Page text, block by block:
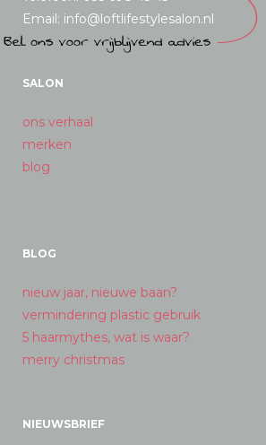
Email: info@loftlifestylesalon.nl
SALON
ons verhaal
merken
blog
BLOG
nieuw jaar, nieuwe baan?
vermindering plastic gebruik
5 haarmythes, wat is waar?
merry christmas
NIEUWSBRIEF